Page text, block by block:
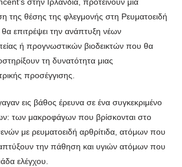
της θέσης της φλεγμονής στη Ρευματοειδή
επιτρέψει την ανάπτυξη νέων
ή προγνωστικών βιοδεικτών που θα
τη δυνατότητα μιας
προσέγγισης.
εις βάθος έρευνα σε ένα συγκεκριμένο
των μακροφάγων που βρίσκονται στο
με ρευματοειδή αρθρίτιδα, ατόμων που
την πάθηση και υγιών ατόμων που
ελέγχου.